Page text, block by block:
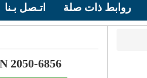
روابط ذات صلة اتـصل بـنا
2050-6856